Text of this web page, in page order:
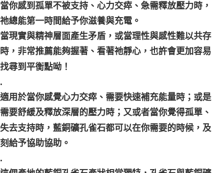
付款後門市自取
免運費
當你感到孤單不被支持、心力交瘁、急需釋放壓力時，
祂總能第一時間給予你滋養與充電。
當現實與精神層面產生矛盾，或當理性與感性難以共存
時，非常推薦能夠握著、看著祂靜心，也許會更加容易
找尋到平衡點呦！
.
適用於當你感覺心力交瘁、需要快速補充能量時；或是
需要舒緩及釋放深層的壓力時；又或者當你覺得孤單、
失去支持時，藍銅礦孔雀石都可以在你需要的時候，及
刻給予協助協助。
.